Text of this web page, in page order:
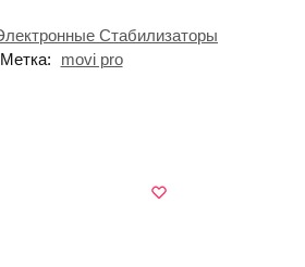
Стабилизаторы
Метка:
movi pro